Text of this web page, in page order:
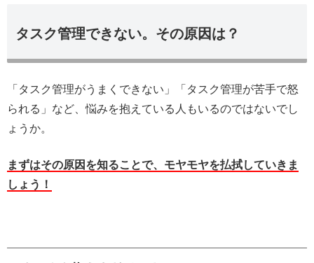
タスク管理できない。その原因は？
「タスク管理がうまくできない」「タスク管理が苦手で怒
られる」など、悩みを抱えている人もいるのではないでし
ょうか。
まずはその原因を知ることで、モヤモヤを払拭していきま
しょう！